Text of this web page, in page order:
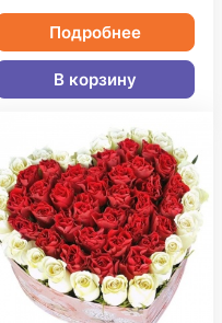
Подробнее
В корзину